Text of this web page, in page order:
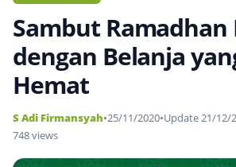
Sambut Ramadhan
dengan Belanja
Hemat
S Adi Firmansyah•25/11/2020•Update 21/12/
748 views